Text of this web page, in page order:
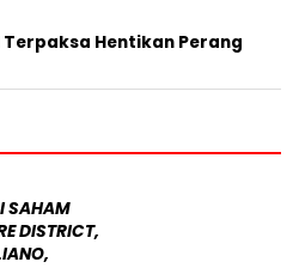
Hentikan Perang
SAHAM
DISTRICT,